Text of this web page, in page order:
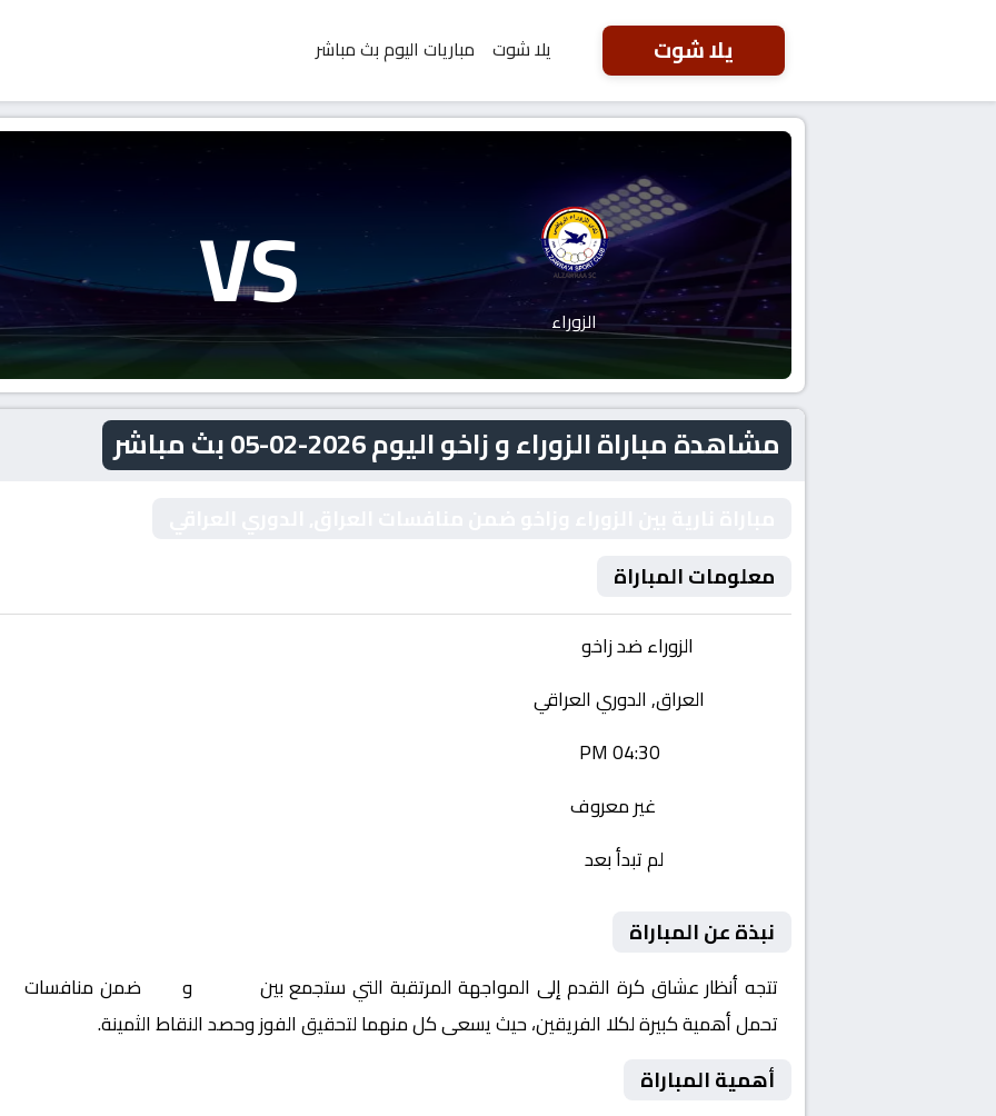
يلا شوت يلا شوت مباريات اليوم بث مباشر
الزوراء VS
مشاهدة مباراة الزوراء و زاخو اليوم 2026-02-05 بث مباشر
معلومات المباراة
الزوراء ضد زاخو
العراق, الدوري العراقي
غير معروف
لم تبدأ بعد
نبذة عن المباراة
تتجه أنظار عشاق كرة القدم إلى المواجهة المرتقبة التي ستجمع بين وزاخو ضمن منافسات
تحمل أهمية كبيرة لكلا الفريقين، حيث يسعى كل منهما لتحقيق الفوز وحصد النقاط الثمينة.
أهمية المباراة